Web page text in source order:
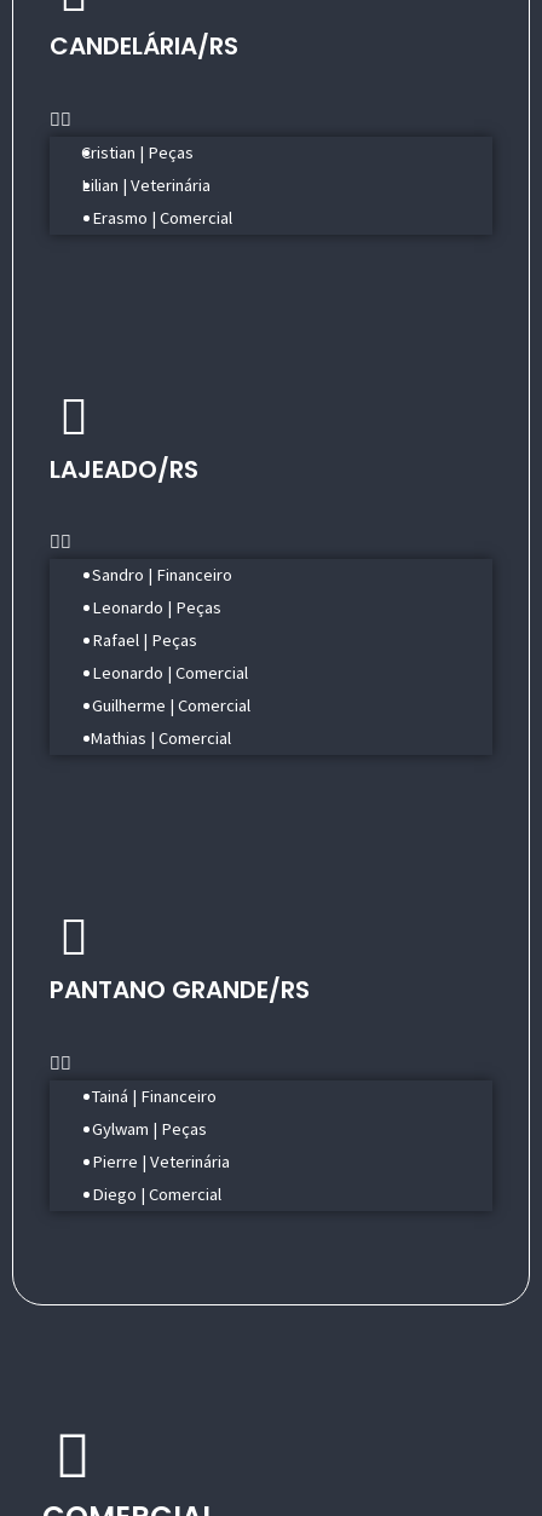
CANDELÁRIA/RS
Cristian | Peças
Lilian | Veterinária
Erasmo | Comercial
LAJEADO/RS
Sandro | Financeiro
Leonardo | Peças
Rafael | Peças
Leonardo | Comercial
Guilherme | Comercial
Mathias | Comercial
PANTANO GRANDE/RS
Tainá | Financeiro
Gylwam | Peças
Pierre | Veterinária
Diego | Comercial